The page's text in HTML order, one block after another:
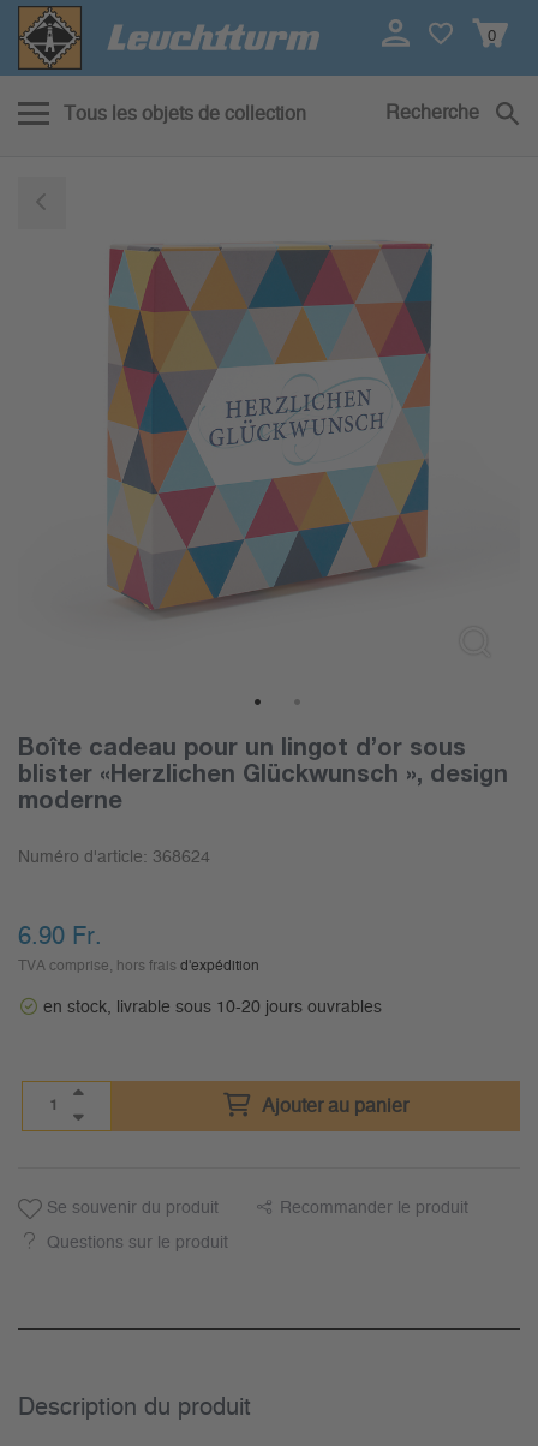
0
Tous les objets de collection Recherche
Boîte cadeau pour un lingot d’or sous
blister «Herzlichen Glückwunsch », design
moderne
Numéro d'article: 368624
6.90 Fr.
TVA comprise, hors frais d'expédition
en stock, livrable sous 10-20 jours ouvrables
Ajouter au panier
Se souvenir du produit Recommander le produit
Questions sur le produit
Description du­ produit